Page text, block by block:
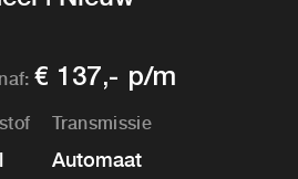
€ 137,- p/m
Transmissie
Automaat